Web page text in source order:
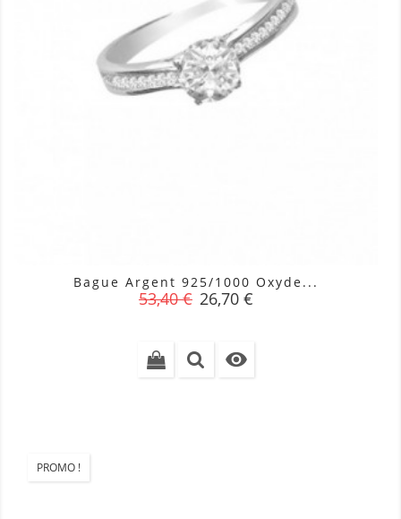
Bague Argent 925/1000 Oxyde...
Prix
53,40 € Prix
26,70 €

PROMO !